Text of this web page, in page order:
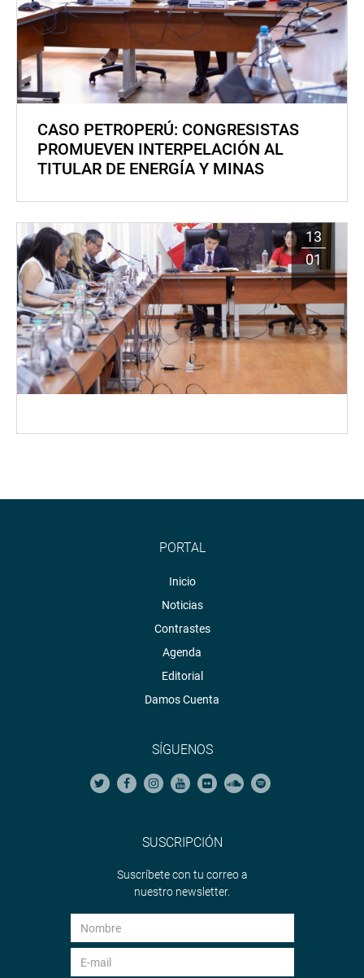
CASO PETROPERÚ: CONGRESISTAS
PROMUEVEN INTERPELACIÓN AL
TITULAR DE ENERGÍA Y MINAS
13
01
PORTAL
Inicio
Noticias
Contrastes
Agenda
Editorial
Damos Cuenta
SÍGUENOS
SUSCRIPCIÓN
Suscríbete con tu correo a
nuestro newsletter.